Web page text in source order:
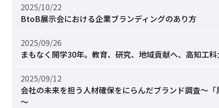
2025/10/22
BtoB展示会における企業ブランディングのあり方
2025/09/26
まもなく開学30年。教育、研究、地域貢献へ、高知工
2025/09/12
会社の未来を担う人材確保をにらんだブランド調査～
～